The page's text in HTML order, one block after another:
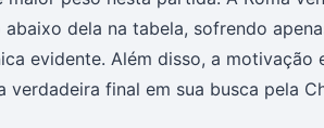
dela na tabela, sofrendo
evidente. Além disso, a motivação
final em sua busca pela